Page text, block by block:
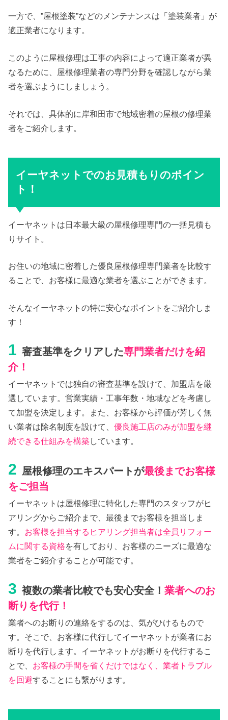
一方で、”屋根塗装”などのメンテナンスは「塗装業者」が
適正業者になります。
このように屋根修理は工事の内容によって適正業者が異
なるために、屋根修理業者の専門分野を確認しながら業
者を選ぶようにしましょう。
それでは、具体的に岸和田市で地域密着の屋根の修理業
者をご紹介します。
イーヤネットでのお見積もりのポイン
ト！
イーヤネットは日本最大級の屋根修理専門の一括見積も
りサイト。
お住いの地域に密着した優良屋根修理専門業者を比較す
ることで、お客様に最適な業者を選ぶことができます。
そんなイーヤネットの特に安心なポイントをご紹介しま
す！
1 審査基準をクリアした専門業者だけを紹
介！
イーヤネットでは独自の審査基準を設けて、加盟店を厳
選しています。営業実績・工事年数・地域などを考慮し
て加盟を決定します。また、お客様から評価が芳しく無
い業者は除名制度を設けて、優良施工店のみが加盟を継
続できる仕組みを構築しています。
2 屋根修理のエキスパートが最後までお客様
をご担当
イーヤネットは屋根修理に特化した専門のスタッフがヒ
アリングからご紹介まで、最後までお客様を担当しま
す。 お客様を担当するヒアリング担当者は全員リフォー
ムに関する資格を有しており、お客様のニーズに最適な
業者をご紹介することが可能です。
3 複数の業者比較でも安心安全！業者へのお
断りを代行！
業者へのお断りの連絡をするのは、気がひけるもので
す。そこで、お客様に代行してイーヤネットが業者にお
断りを代行します。イーヤネットがお断りを代行するこ
とで、 お客様の手間を省くだけではなく、業者トラブル
を回避することにも繋がります。